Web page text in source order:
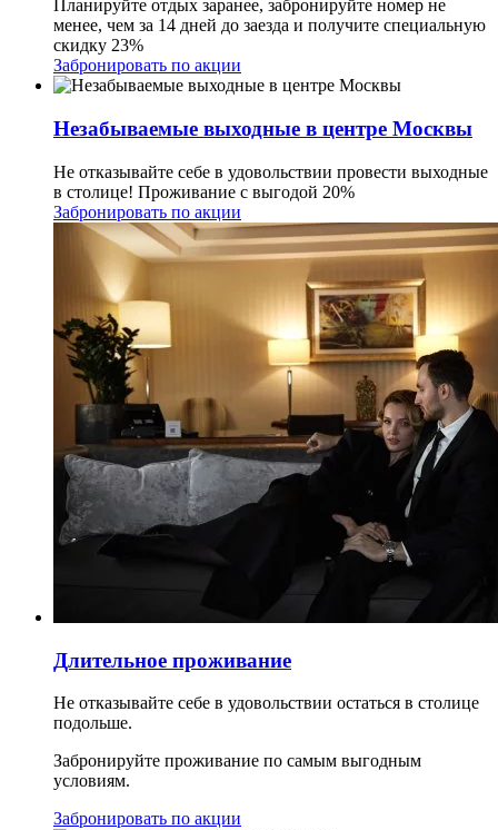
Планируйте отдых заранее, забронируйте номер не
менее, чем за 14 дней до заезда и получите специальную
скидку 23%
Забронировать по акции
Незабываемые выходные в центре Москвы
Не отказывайте себе в удовольствии провести выходные
в столице! Проживание с выгодой 20%
Забронировать по акции
Длительное проживание
Не отказывайте себе в удовольствии остаться в столице
подольше.
Забронируйте проживание по самым выгодным
условиям.
Забронировать по акции